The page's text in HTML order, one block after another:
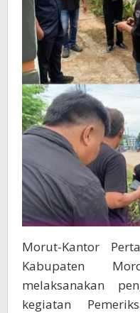
Morut-Kantor
Kabupaten
melaksanakan
kegiatan